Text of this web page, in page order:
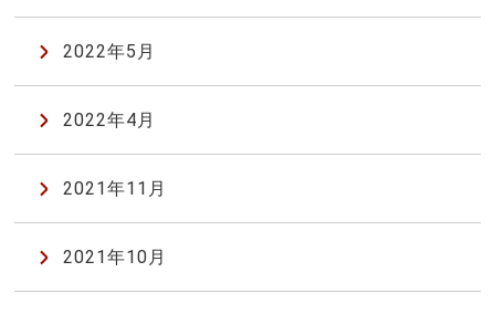
2022年5月
2022年4月
2021年11月
2021年10月